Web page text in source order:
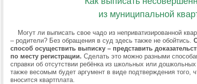
из муниципальной
Могут ли выписать свое чадо из неприватизированной
– родители? Без обращения в суд здесь также не обойтись.
способ осуществить выписку – представить
по месту регистрации. Сделать это можно разными
справки об отсутствии ребёнка из школьных или
также весомым будет аргумент в виде подтверждения того,
вносится квартплата.